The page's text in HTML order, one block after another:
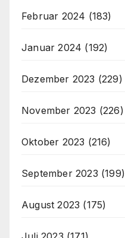
Februar 2024 (183)
Januar 2024 (192)
Dezember 2023 (229)
November 2023 (226)
Oktober 2023 (216)
September 2023 (199)
August 2023 (175)